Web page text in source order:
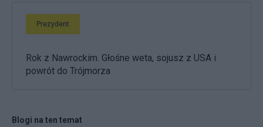
Prezydent
Rok z Nawrockim. Głośne weta, sojusz z USA i
powrót do Trójmorza
Blogi na ten temat